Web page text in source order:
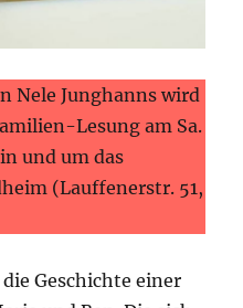
Nele Junghanns wird
Lesung am Sa.
und um das
(Lauffenerstr. 51,
Geschichte einer